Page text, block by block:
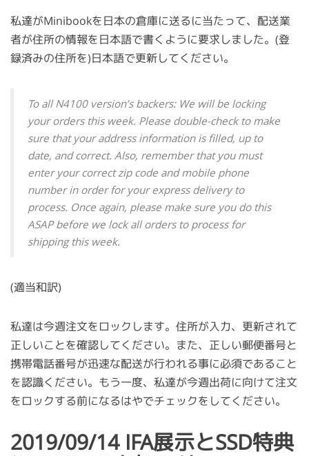
私達がMinibookを日本の倉庫に送るに当たって、配送業
者が住所の情報を日本語で書くように要求しました。(登
録済みの住所を)日本語で更新してください。
To all N4100 version’s backers: We will be locking
your orders this week. Please double-check to make
sure that your address information is filled, up to
date, and correct. Also, remember that you must
enter your correct zip code and mobile phone
number in order for your express delivery to
process. Once again, please make sure you do this
ASAP before we lock all orders to process for
shipping this week.
(適当和訳)
私達は今週注文をロックします。住所が入力、更新されて
正しいことを確認してください。また、正しい郵便番号と
携帯電話番号が迅速な配送が行われる事に必須であること
を認識ください。もう一度、私達が今週出荷に向けて注文
をロックする前になるはやでチェックをしてください。
2019/09/14 IFA展示とSSD特典